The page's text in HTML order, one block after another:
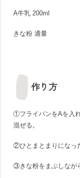
A牛乳 200ml
きな粉 適量
作り方
①フライパンをAを入
混ぜる。
②ひとまとまりになっ
③きな粉をまぶしなが